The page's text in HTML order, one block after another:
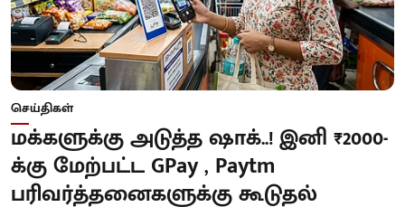
செய்திகள்
மக்களுக்கு அடுத்த ஷாக்..! இனி ₹2000-
க்கு மேற்பட்ட GPay , Paytm
பரிவர்த்தனைகளுக்கு கூடுதல்